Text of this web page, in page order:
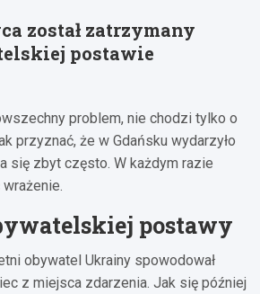
został zatrzymany
postawie
problem, nie chodzi tylko o
przyznać, że w Gdańsku wydarzyło
się zbyt często. W każdym razie
postawy
obywatel Ukrainy spowodował
z miejsca zdarzenia. Jak się później